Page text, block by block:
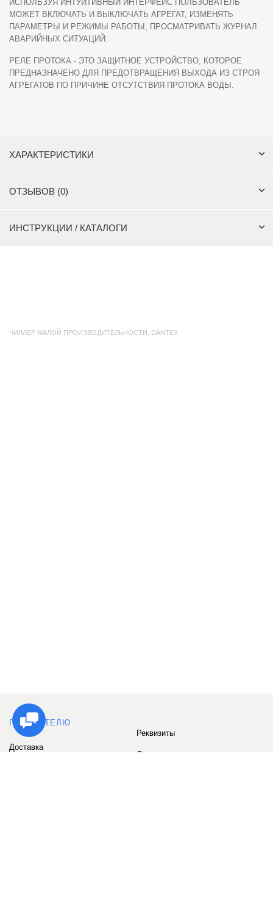
ИСПОЛЬЗУЯ ИНТУИТИВНЫЙ ИНТЕРФЕЙС ПОЛЬЗОВАТЕЛЬ
МОЖЕТ ВКЛЮЧАТЬ И ВЫКЛЮЧАТЬ АГРЕГАТ, ИЗМЕНЯТЬ
ПАРАМЕТРЫ И РЕЖИМЫ РАБОТЫ, ПРОСМАТРИВАТЬ ЖУРНАЛ
АВАРИЙНЫХ СИТУАЦИЙ.
РЕЛЕ ПРОТОКА - ЭТО ЗАЩИТНОЕ УСТРОЙСТВО, КОТОРОЕ
ПРЕДНАЗНАЧЕНО ДЛЯ ПРЕДОТВРАЩЕНИЯ ВЫХОДА ИЗ СТРОЯ
АГРЕГАТОВ ПО ПРИЧИНЕ ОТСУТСТВИЯ ПРОТОКА ВОДЫ.
ХАРАКТЕРИСТИКИ
ОТЗЫВОВ (0)
ИНСТРУКЦИИ / КАТАЛОГИ
ЧИЛЛЕР МАЛОЙ ПРОИЗВОДИТЕЛЬНОСТИ DANTEX
ПОКУПАТЕЛЮ
Доставка
Реквизиты
Сервис